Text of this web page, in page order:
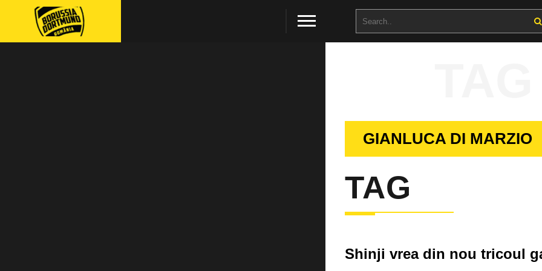
GIANLUCA DI MARZIO
TAG
Shinji vrea din nou tricoul